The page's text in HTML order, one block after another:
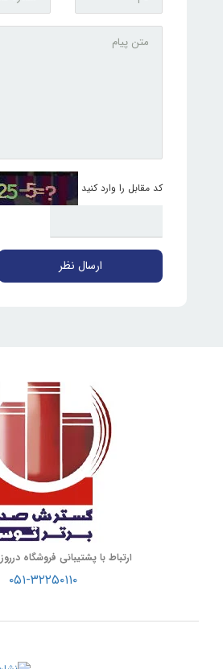
کد مقابل را وارد کنید
ارسال نظر
ارتباط با پشتیبانی فروشگاه
۰۵۱-۳۲۲۵۰۱۱۰